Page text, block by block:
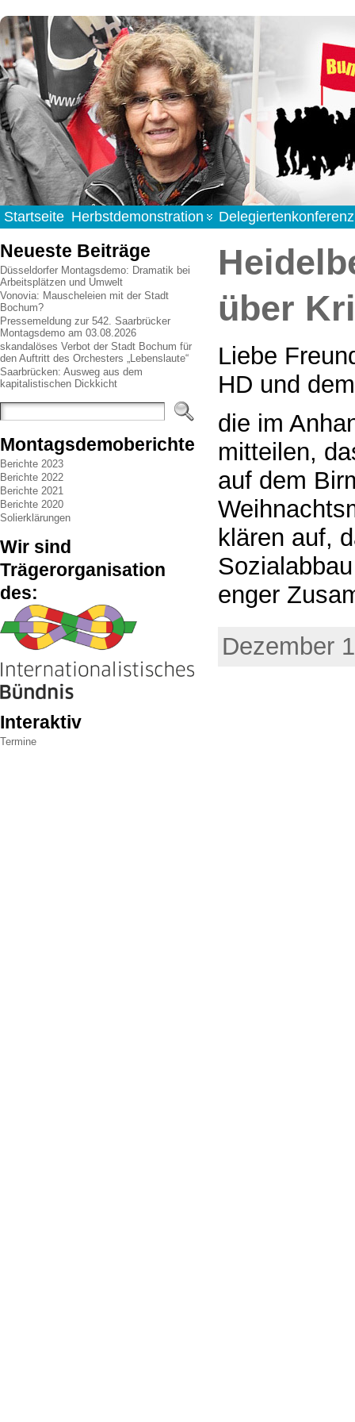
Startseite Herbstdemonstration Delegiertenkonferenz
Neueste Beiträge
Düsseldorfer Montagsdemo: Dramatik bei
Arbeitsplätzen und Umwelt
Vonovia: Mauscheleien mit der Stadt
Bochum?
Pressemeldung zur 542. Saarbrücker
Montagsdemo am 03.08.2026
skandalöses Verbot der Stadt Bochum für
den Auftritt des Orchesters „Lebenslaute“
Saarbrücken: Ausweg aus dem
kapitalistischen Dickkicht
Montagsdemoberichte
Berichte 2023
Berichte 2022
Berichte 2021
Berichte 2020
Solierklärungen
Wir sind
Trägerorganisation
des:
Interaktiv
Termine
über
Liebe
HD und
die im
mitteilen,
auf dem
klären auf,
enger
Dezember